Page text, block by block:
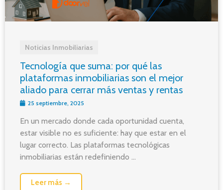
Noticias Inmobiliarias
Tecnología que suma: por qué las
plataformas inmobiliarias son el mejor
aliado para cerrar más ventas y rentas
25 septiembre, 2025
En un mercado donde cada oportunidad cuenta,
estar visible no es suficiente: hay que estar en el
lugar correcto. Las plataformas tecnológicas
inmobiliarias están redefiniendo ...
Leer más →